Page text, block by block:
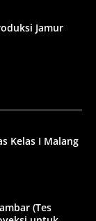
Jamur
Kelas I Malang
(Tes